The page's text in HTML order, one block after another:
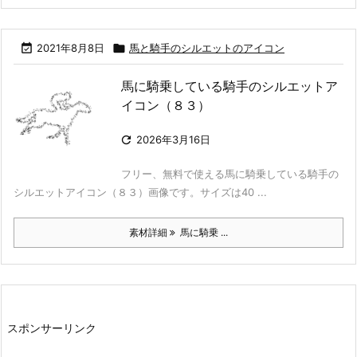
 2021年8月8日  馬と騎手のシルエットのアイコン
馬に騎乗している騎手のシルエットア
イコン（８３）
 2026年3月16日
フリー、無料で使える馬に騎乗している騎手の
シルエットアイコン（８３）画像です。サイズは40 ...
素材詳細 馬に騎乗 ...
スポンサーリンク